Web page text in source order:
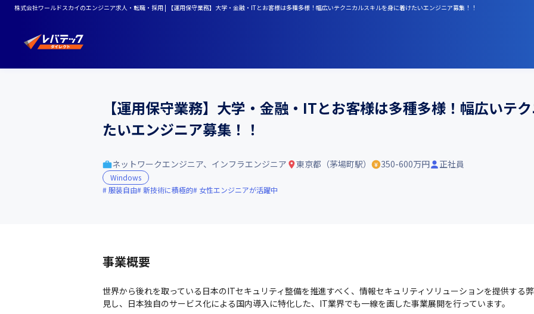
株式会社ワールドスカイのエンジニア求人・転職・採用 | 【運用保守業務】大学・金融・ITとお客様は多種多様！幅広いテクニカルスキルを身に着けたいエンジニア募集！！
【運用保守業務】大学・金融・ITとお客様は多種多様！幅広いテ
たいエンジニア募集！！
ネットワークエンジニア、インフラエンジニア 東京都（茅場町駅） 350-600万円 正社員
Windows
服装自由
新技術に積極的 女性エンジニアが活躍中
事業概要
世界から後れを取っている日本のITセキュリティ整備を推進すべく、情報セキュリティソリューションを提供する
見し、日本独自のサービス化による国内導入に特化した、IT業界でも一線を画した事業展開を行っています。